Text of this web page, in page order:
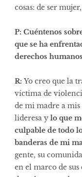
cosas: de ser
P: Cuéntenos
que se ha
derechos
R: Yo creo que la
víctima de
de mi madre a mis
lideresa y lo que
culpable de todo
banderas de mi
gente, su
en el marco de sus